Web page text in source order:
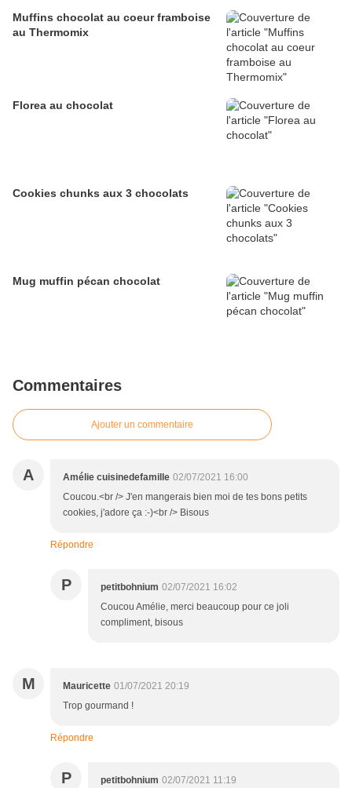
Muffins chocolat au coeur framboise
au Thermomix
Florea au chocolat
Cookies chunks aux 3 chocolats
Mug muffin pécan chocolat
Commentaires
Ajouter un commentaire
A Amélie cuisinedefamille 02/07/2021 16:00
Coucou.<br /> J'en mangerais bien moi de tes bons petits
cookies, j'adore ça :-)<br /> Bisous
Répondre
P petitbohnium 02/07/2021 16:02
Coucou Amélie, merci beaucoup pour ce joli
compliment, bisous
M Mauricette 01/07/2021 20:19
Trop gourmand !
Répondre
P petitbohnium 02/07/2021 11:19